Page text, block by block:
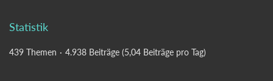
Statistik
439 Themen 4.938 Beiträge (5,04 Beiträge pro Tag)